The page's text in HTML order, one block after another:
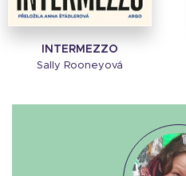
INTERMEZZO
Sally Rooneyová